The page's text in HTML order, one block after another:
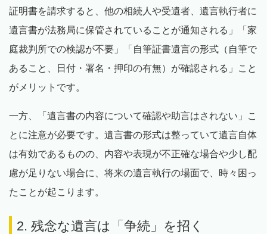
証明書を請求すると、他の相続人や受遺者、遺言執行者に
遺言書が法務局に保管されていることが通知される」「家
庭裁判所での検認が不要」「自筆証書遺言の形式（自筆で
あること、日付・署名・押印の有無）が確認される」こと
がメリットです。
一方、「遺言書の内容について確認や助言はされない」こ
とに注意が必要です。遺言書の形式は整っていて遺言自体
は有効であるものの、内容や表現が不正確な場合や少し配
慮が足りない場合に、将来の遺言執行の場面で、時々困っ
たことが起こります。
2. 残念な遺言は「争続」を招く